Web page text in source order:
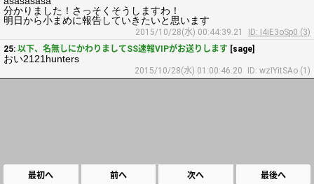
分かりました！さっそくそうしますわ！
明日から小まめに報告していきたいと思います
2015/10/28(水) 00:44:39.21
ID: I4iE3oSp0 (3)
25: 以下、名無しにかわりましてSS速報VIPがお送りします [sage]
おい2121hunters
2015/10/28(水) 01:00:46.20 ID: wzIYitSAo (1)
最初へ 前へ 次へ 最後へ